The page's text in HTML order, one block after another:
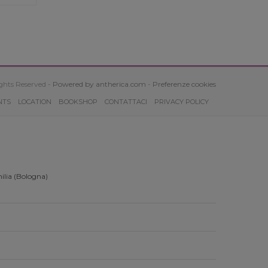
Reserved - Powered by antherica.com - Preferenze cookies
LOCATION BOOKSHOP CONTATTACI PRIVACY POLICY
(Bologna)